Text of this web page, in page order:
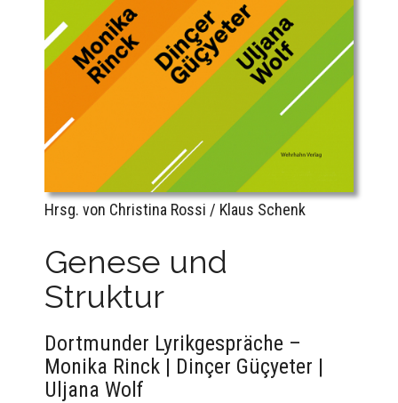
Hrsg. von Christina Rossi / Klaus Schenk
Genese und
Struktur
Dortmunder Lyrikgespräche –
Monika Rinck | Dinçer Güçyeter |
Uljana Wolf